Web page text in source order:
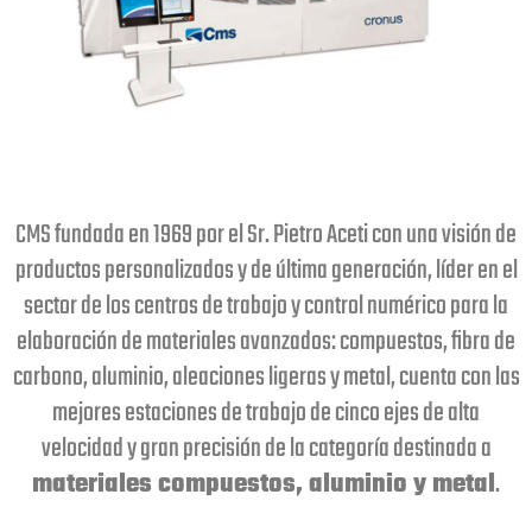
CMS fundada en 1969 por el Sr. Pietro Aceti con una visión de
productos personalizados y de última generación, líder en el
sector de los centros de trabajo y control numérico para la
elaboración de materiales avanzados: compuestos, fibra de
carbono, aluminio, aleaciones ligeras y metal, cuenta con las
mejores estaciones de trabajo de cinco ejes de alta
velocidad y gran precisión de la categoría destinada a
materiales compuestos, aluminio y metal.